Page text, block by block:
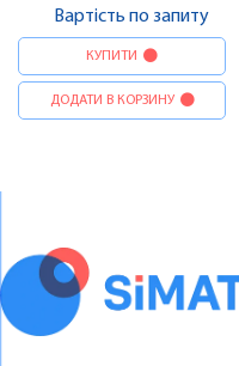
Вартість по запиту
КУПИТИ
ДОДАТИ В КОРЗИНУ